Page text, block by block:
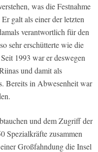
was die Festnahme
galt als einer der letzten
verantwortlich für den
sehr erschütterte wie die
1993 war er deswegen
und damit als
Bereits in Abwesenheit war
und dem Zugriff der
Spezialkräfte zusammen
Großfahndung die Insel